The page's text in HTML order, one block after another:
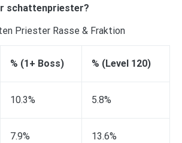
schattenpriester?
Priester Rasse & Fraktion
% (1+ Boss) % (Level 120)
10.3% 5.8%
7.9% 13.6%